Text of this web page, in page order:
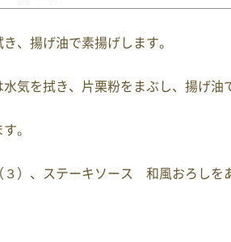
、揚げ油で素揚げします。
気を拭き、片栗粉をまぶし、揚げ油
。
３）、ステーキソース 和風おろしを